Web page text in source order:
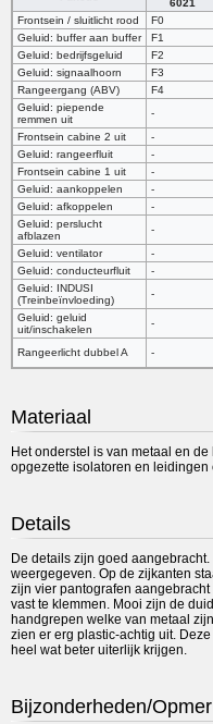
6021
Frontsein / sluitlicht rood
F0
Geluid: buffer aan buffer
F1
Geluid: bedrijfsgeluid
F2
Geluid: signaalhoorn
F3
Rangeergang (ABV)
F4
Geluid: piepende
remmen uit
-
Frontsein cabine 2 uit
-
Geluid: rangeerfluit
-
Frontsein cabine 1 uit
-
Geluid: aankoppelen
-
Geluid: afkoppelen
-
Geluid: perslucht
afblazen
-
Geluid: ventilator
-
Geluid: conducteurfluit
-
Geluid: INDUSI
(Treinbeïnvloeding)
-
Geluid: geluid
uit/inschakelen
-
Rangeerlicht dubbel A -
Materiaal
Het onderstel is van metaal en
opgezette isolatoren en leidingen
Details
De details zijn goed
weergegeven. Op de zijkanten
zijn vier pantografen
vast te klemmen. Mooi zijn de
handgrepen welke van metaal
zien er erg plastic-achtig uit.
heel wat beter uiterlijk krijgen.
Bijzonderheden/